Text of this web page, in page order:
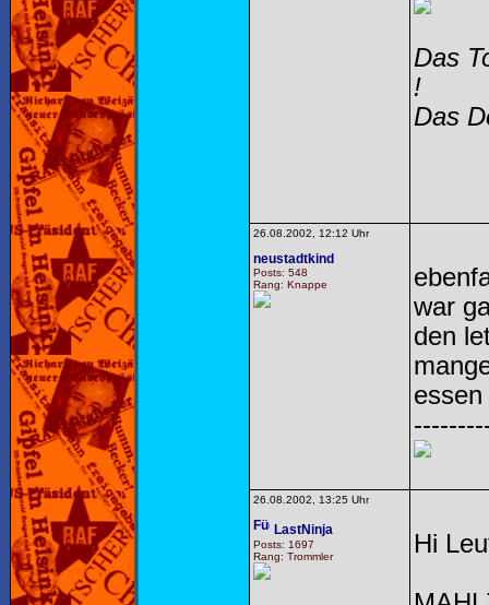
Das
!
Das
26.08.2002, 12:12 Uhr
neustadtkind
Posts: 548
Rang: Knappe
war
den
26.08.2002, 13:25 Uhr
LastNinja
Posts: 1697
Rang: Trommler
Hi